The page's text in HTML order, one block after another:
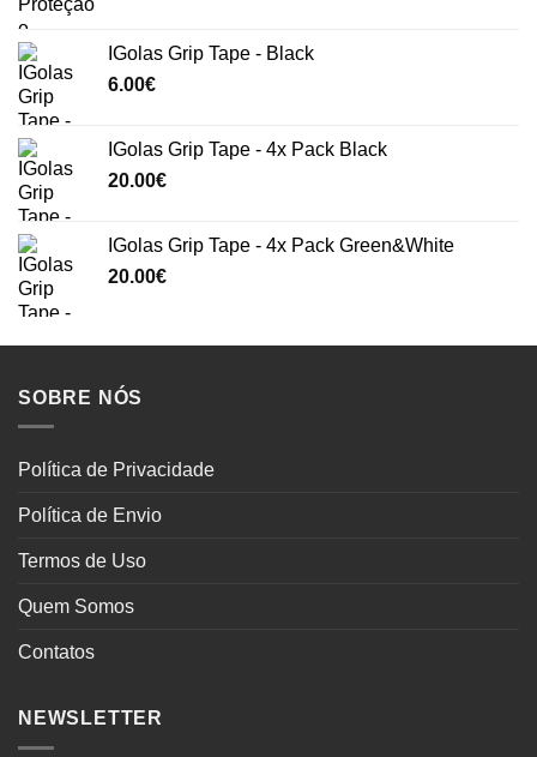
IGolas Grip Tape - Black
6.00€
IGolas Grip Tape - 4x Pack Black
20.00€
IGolas Grip Tape - 4x Pack Green&White
20.00€
SOBRE NÓS
Política de Privacidade
Política de Envio
Termos de Uso
Quem Somos
Contatos
NEWSLETTER